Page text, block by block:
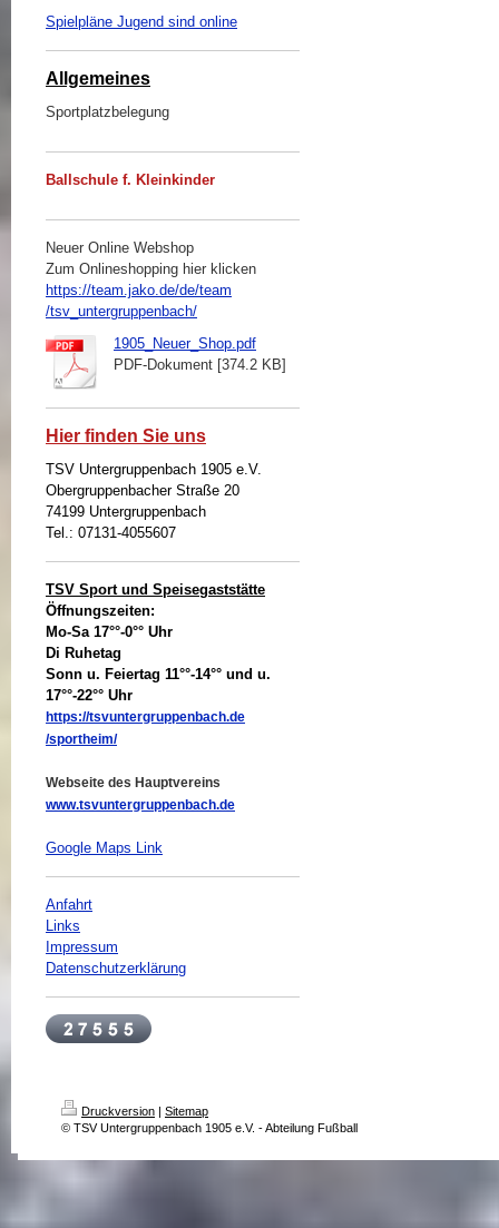
Spielpläne Jugend sind online
Allgemeines
Sportplatzbelegung
Ballschule f. Kleinkinder
Neuer Online Webshop
Zum Onlineshopping hier klicken
https://team.jako.de/de/team
/tsv_untergruppenbach/
1905_Neuer_Shop.pdf
PDF-Dokument [374.2 KB]
Hier finden Sie uns
TSV Untergruppenbach 1905 e.V.
Obergruppenbacher Straße 20
74199 Untergruppenbach
Tel.: 07131-4055607
TSV Sport und Speisegaststätte
Öffnungszeiten:
Mo-Sa 17°°-0°° Uhr
Di Ruhetag
Sonn u. Feiertag 11°°-14°° und u.
17°°-22°° Uhr
https://tsvuntergruppenbach.de
/sportheim/
Webseite des Hauptvereins
www.tsvuntergruppenbach.de
Google Maps Link
Anfahrt
Links
Impressum
Datenschutzerklärung
Druckversion | Sitemap
© TSV Untergruppenbach 1905 e.V. - Abteilung Fußball